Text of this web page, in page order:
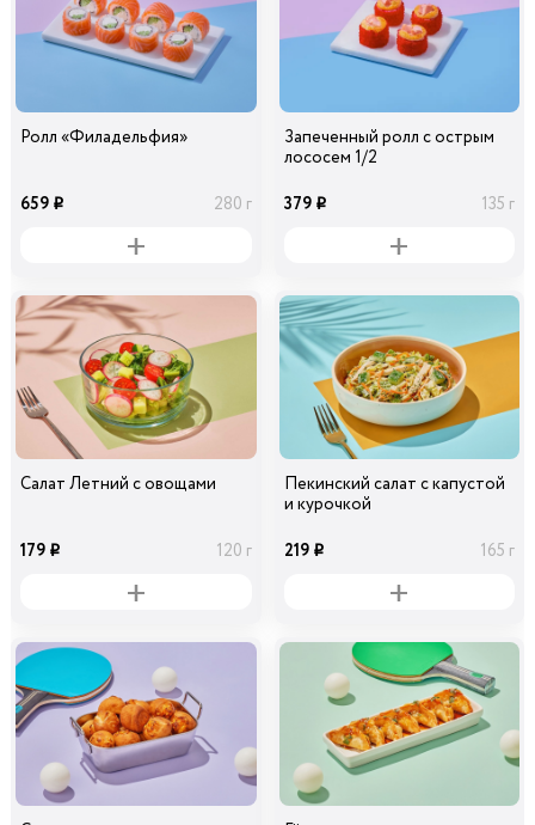
Ролл «Филадельфия»
659 i 280 г
Запеченный ролл с острым
лососем 1/2
379 i 135 г
Салат Летний с овощами
179 i 120 г
Пекинский салат с капустой
и курочкой
219 i 165 г